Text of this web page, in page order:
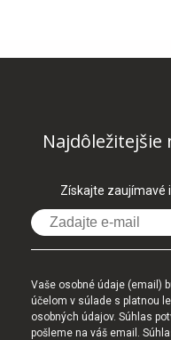
Získajte zaujímavé
Vaše osobné údaje (email)
účelom v súlade s platnou
osobných údajov. Súhlas
pošleme na váš email.